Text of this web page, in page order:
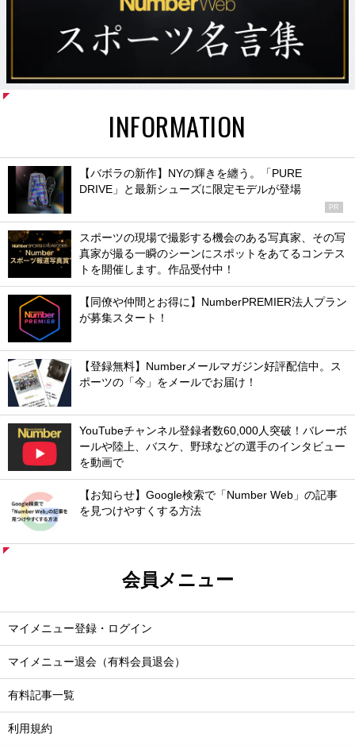
INFORMATION
【バボラの新作】NYの輝きを纏う。「PURE
DRIVE」と最新シューズに限定モデルが登場
PR
スポーツの現場で撮影する機会のある写真家、その写
真家が撮る一瞬のシーンにスポットをあてるコンテス
トを開催します。作品受付中！
【同僚や仲間とお得に】NumberPREMIER法人プラン
が募集スタート！
【登録無料】Numberメールマガジン好評配信中。ス
ポーツの「今」をメールでお届け！
YouTubeチャンネル登録者数60,000人突破！バレーボ
ールや陸上、バスケ、野球などの選手のインタビュー
を動画で
【お知らせ】Google検索で「Number Web」の記事
を見つけやすくする方法
会員メニュー
マイメニュー登録・ログイン
マイメニュー退会（有料会員退会）
有料記事一覧
利用規約